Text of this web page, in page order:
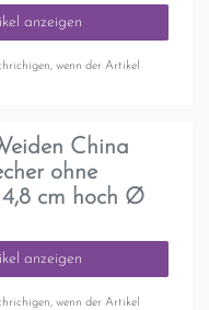
anzeigen
wenn der Artikel
China
ohne
cm hoch Ø
anzeigen
wenn der Artikel